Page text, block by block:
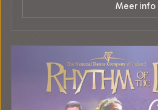
Meer info